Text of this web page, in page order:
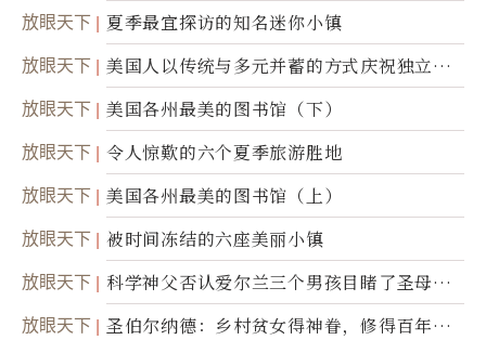
放眼天下 夏季最宜探访的知名迷你小镇
放眼天下
美国人以传统与多元并蓄的方式庆祝独立日2
50周年
放眼天下 美国各州最美的图书馆（下）
放眼天下 令人惊歎的六个夏季旅游胜地
放眼天下 美国各州最美的图书馆（上）
放眼天下 被时间冻结的六座美丽小镇
放眼天下
科学神父否认爱尔兰三个男孩目睹了圣母显
灵
放眼天下
圣伯尔纳德：乡村贫女得神眷，修得百年不